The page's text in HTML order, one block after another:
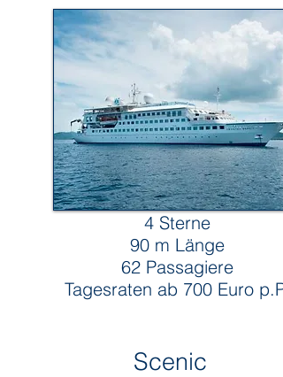
4 Sterne
90 m Länge
62 Passagiere
Tagesraten ab 700 Euro p.P.
Scenic